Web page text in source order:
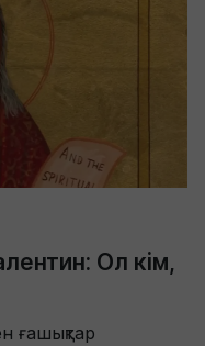
Ол кім,
ғашықтар